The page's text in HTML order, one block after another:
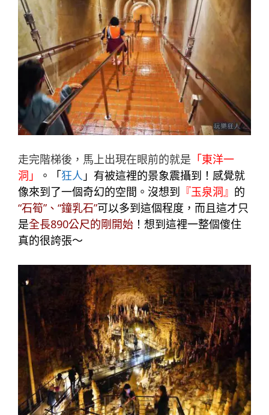
走完階梯後，馬上出現在眼前的就是 「東洋一
洞」
。「狂人 」有被這裡的景象震攝到！感覺就
像來到了一個奇幻的空間。沒想到 『玉泉洞』 的
“石筍”、“鐘乳石”可以多到這個程度，而且這才只
是全長890公尺的剛開始 ！想到這裡一整個傻住
真的很誇張～